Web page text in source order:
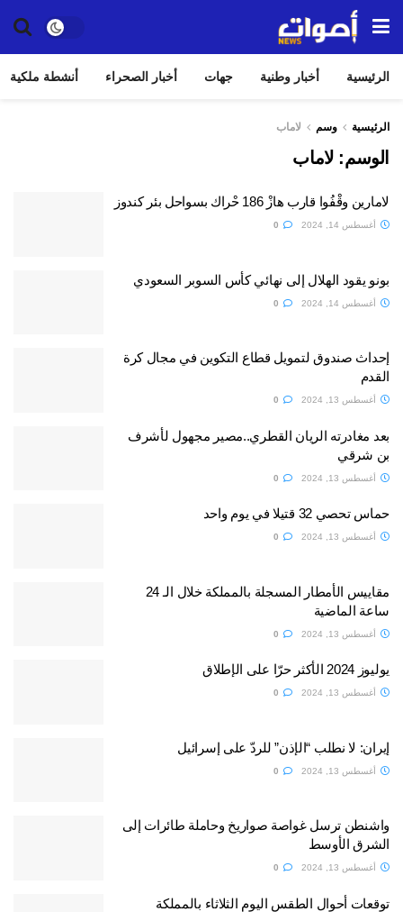
الرئيسية أخبار وطنية جهات أخبار الصحراء أنشطة ملكية
الرئيسية وسم لاماب
الوسم:لاماب
لامارين وقْفُوا قارب هازْ 186 حْراك بسواحل بئر كندوز
أغسطس 14, 2024
بونو يقود الهلال إلى نهائي كأس السوبر السعودي
أغسطس 14, 2024
إحداث صندوق لتمويل قطاع التكوين في مجال كرة
القدم
أغسطس 13, 2024
بعد مغادرته الريان القطري..مصير مجهول لأشرف
بن شرقي
أغسطس 13, 2024
حماس تحصي 32 قتيلا في يوم واحد
أغسطس 13, 2024
مقاييس الأمطار المسجلة بالمملكة خلال الـ 24
ساعة الماضية
أغسطس 13, 2024
يوليوز 2024 الأكثر حرّا على الإطلاق
أغسطس 13, 2024
إيران: لا نطلب “الإذن” للردّ على إسرائيل
أغسطس 13, 2024
واشنطن ترسل غواصة صواريخ وحاملة طائرات إلى
الشرق الأوسط
أغسطس 13, 2024
توقعات أحوال الطقس اليوم الثلاثاء بالمملكة